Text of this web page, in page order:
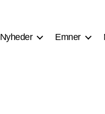
Nyheder Emner